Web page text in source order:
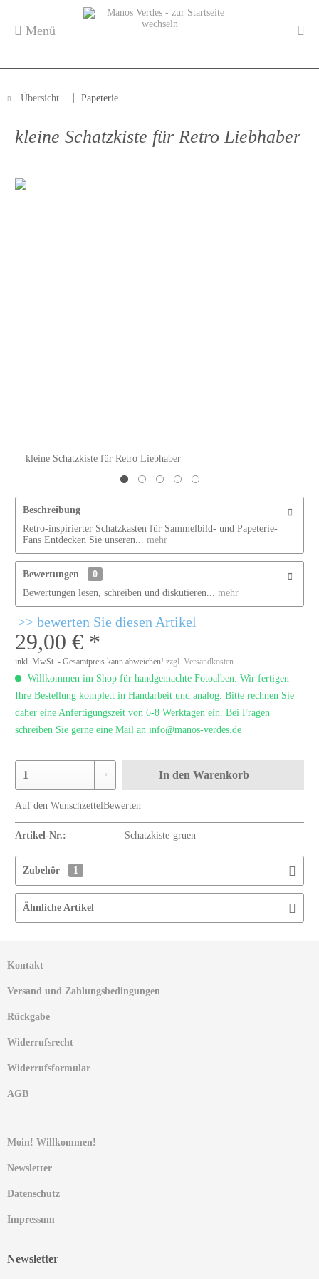
Menü
Übersicht Papeterie
kleine Schatzkiste für Retro Liebhaber
kleine Schatzkiste für Retro Liebhaber
Beschreibung
Retro-inspirierter Schatzkasten für Sammelbild- und Papeterie-
Fans Entdecken Sie unseren...
mehr
Bewertungen
0
Bewertungen lesen, schreiben und diskutieren...
mehr
bewerten Sie diesen Artikel
29,00 € *
inkl. MwSt. - Gesamtpreis kann abweichen!zzgl. Versandkosten
Willkommen im Shop für handgemachte Fotoalben. Wir fertigen
Ihre Bestellung komplett in Handarbeit und analog. Bitte rechnen Sie
daher eine Anfertigungszeit von 6-8 Werktagen ein. Bei Fragen
schreiben Sie gerne eine Mail an info@manos-verdes.de
In den Warenkorb
Auf den WunschzettelBewerten
Artikel-Nr.: Schatzkiste-gruen
Zubehör 1
Ähnliche Artikel
Kontakt
Versand und Zahlungsbedingungen
Rückgabe
Widerrufsrecht
Widerrufsformular
AGB
Moin! Willkommen!
Newsletter
Datenschutz
Impressum
Newsletter